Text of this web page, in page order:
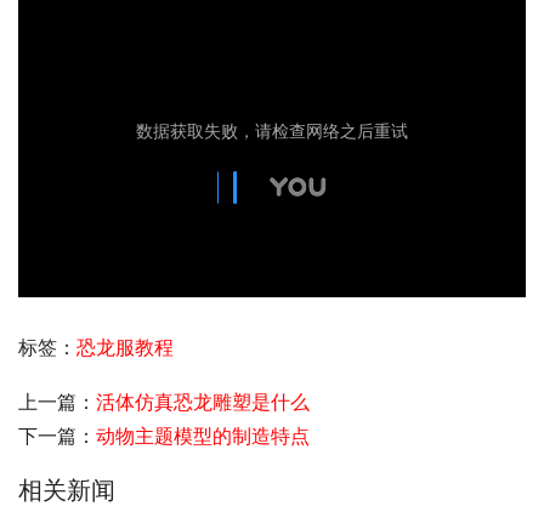
标签： 恐龙服教程
上一篇： 活体仿真恐龙雕塑是什么
下一篇： 动物主题模型的制造特点
相关新闻